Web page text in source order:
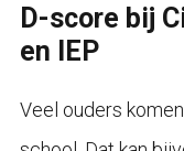
D-score bij
en IEP
Veel ouders